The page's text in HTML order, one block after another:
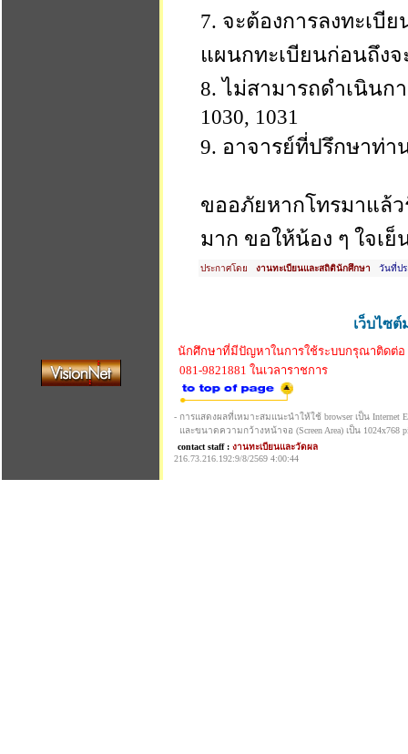
7. จะต้องการลงทะเบี
แผนกทะเบียนก่อนถึงจ
8. ไม่สามารถดำเนินก
1030, 1031
9. อาจารย์ที่ปรึกษาท่
ขออภัยหากโทรมาแล้
มาก ขอให้น้อง ๆ ใจเย็
ประกาศโดย งานทะเบียนและสถิตินักศึกษา วันที่ปร
เว็บไซ
นักศึกษาที่มีปัญหาในการใช้ระบบกรุณาติดต่อ
081-9821881 ในเวลาราชการ
- การแสดงผลที่เหมาะสมแนะนำให้ใช้ browser เป็น Internet
และขนาดความกว้างหน้าจอ (Screen Area) เป็น 1024x768
contact staff : งานทะเบียนและวัดผล
216.73.216.192:9/8/2569 4:00:44